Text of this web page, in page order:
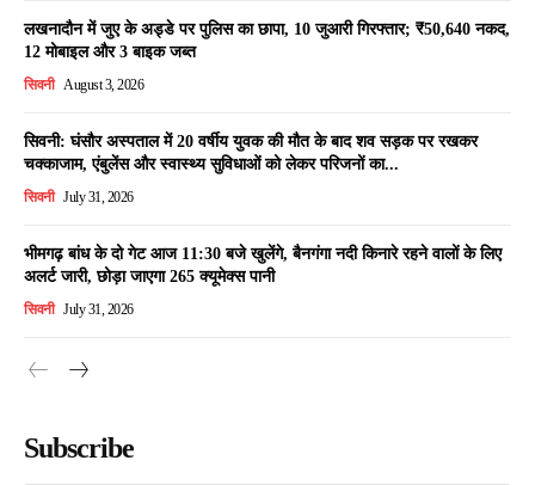
लखनादौन में जुए के अड्डे पर पुलिस का छापा, 10 जुआरी गिरफ्तार; ₹50,640 नकद,
12 मोबाइल और 3 बाइक जब्त
सिवनी August 3, 2026
सिवनी: घंसौर अस्पताल में 20 वर्षीय युवक की मौत के बाद शव सड़क पर रखकर
चक्काजाम, एंबुलेंस और स्वास्थ्य सुविधाओं को लेकर परिजनों का...
सिवनी July 31, 2026
भीमगढ़ बांध के दो गेट आज 11:30 बजे खुलेंगे, बैनगंगा नदी किनारे रहने वालों के लिए
अलर्ट जारी, छोड़ा जाएगा 265 क्यूमेक्स पानी
सिवनी July 31, 2026
Subscribe